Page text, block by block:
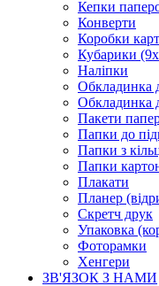
Кепки
Конверти
Коробки
Кубарики
Наліпки
Обкладинка
Обкладинка
Пакети
Папки до
Папки з
Папки
Плакати
Планер
Скретч друк
Упаковка
Фоторамки
Хенгери
ЗВ'ЯЗОК З НАМИ